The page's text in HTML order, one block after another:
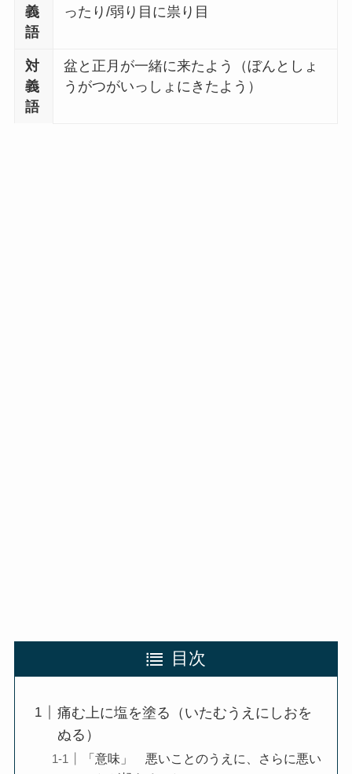
義
語
ったり/弱り目に祟り目
対
義
語
盆と正月が一緒に来たよう（ぼんとしょ
うがつがいっしょにきたよう）
目次
痛む上に塩を塗る（いたむうえにしおを
ぬる）
「意味」 悪いことのうえに、さらに悪い